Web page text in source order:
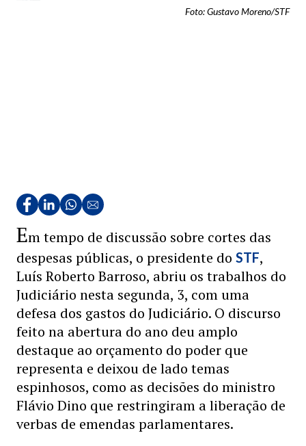
Foto: Gustavo Moreno/STF
Em tempo de discussão sobre cortes das
despesas públicas, o presidente do STF,
Luís Roberto Barroso, abriu os trabalhos do
Judiciário nesta segunda, 3, com uma
defesa dos gastos do Judiciário. O discurso
feito na abertura do ano deu amplo
destaque ao orçamento do poder que
representa e deixou de lado temas
espinhosos, como as decisões do ministro
Flávio Dino que restringiram a liberação de
verbas de emendas parlamentares.